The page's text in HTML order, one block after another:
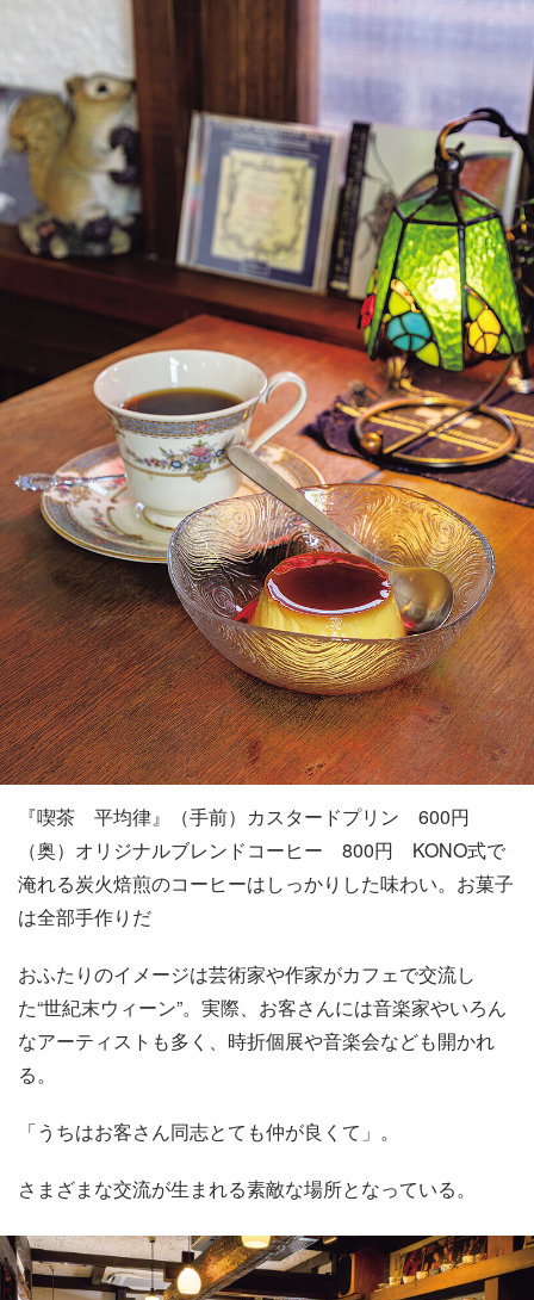
『喫茶 平均律』（手前）カスタードプリン 600円
（奥）オリジナルブレンドコーヒー 800円 KONO式で
淹れる炭火焙煎のコーヒーはしっかりした味わい。お菓子
は全部手作りだ
おふたりのイメージは芸術家や作家がカフェで交流し
た“世紀末ウィーン”。実際、お客さんには音楽家やいろん
なアーティストも多く、時折個展や音楽会なども開かれ
る。
「うちはお客さん同志とても仲が良くて」。
さまざまな交流が生まれる素敵な場所となっている。